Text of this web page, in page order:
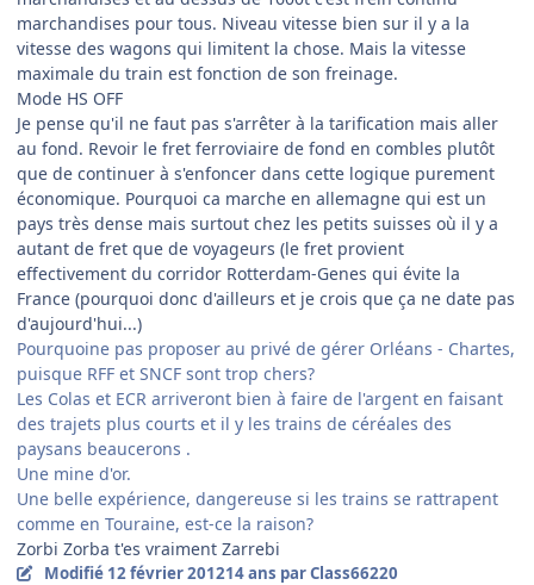
marchandises pour tous. Niveau vitesse bien sur il y a la
vitesse des wagons qui limitent la chose. Mais la vitesse
maximale du train est fonction de son freinage.
Mode HS OFF
Je pense qu'il ne faut pas s'arrêter à la tarification mais aller
au fond. Revoir le fret ferroviaire de fond en combles plutôt
que de continuer à s'enfoncer dans cette logique purement
économique. Pourquoi ca marche en allemagne qui est un
pays très dense mais surtout chez les petits suisses où il y a
autant de fret que de voyageurs (le fret provient
effectivement du corridor Rotterdam-Genes qui évite la
France (pourquoi donc d'ailleurs et je crois que ça ne date pas
d'aujourd'hui...)
Pourquoine pas proposer au privé de gérer Orléans - Chartes,
puisque RFF et SNCF sont trop chers?
Les Colas et ECR arriveront bien à faire de l'argent en faisant
des trajets plus courts et il y les trains de céréales des
paysans beaucerons .
Une mine d'or.
Une belle expérience, dangereuse si les trains se rattrapent
comme en Touraine, est-ce la raison?
Zorbi Zorba t'es vraiment Zarrebi
Modifié 12 février 201214 ans par Class66220